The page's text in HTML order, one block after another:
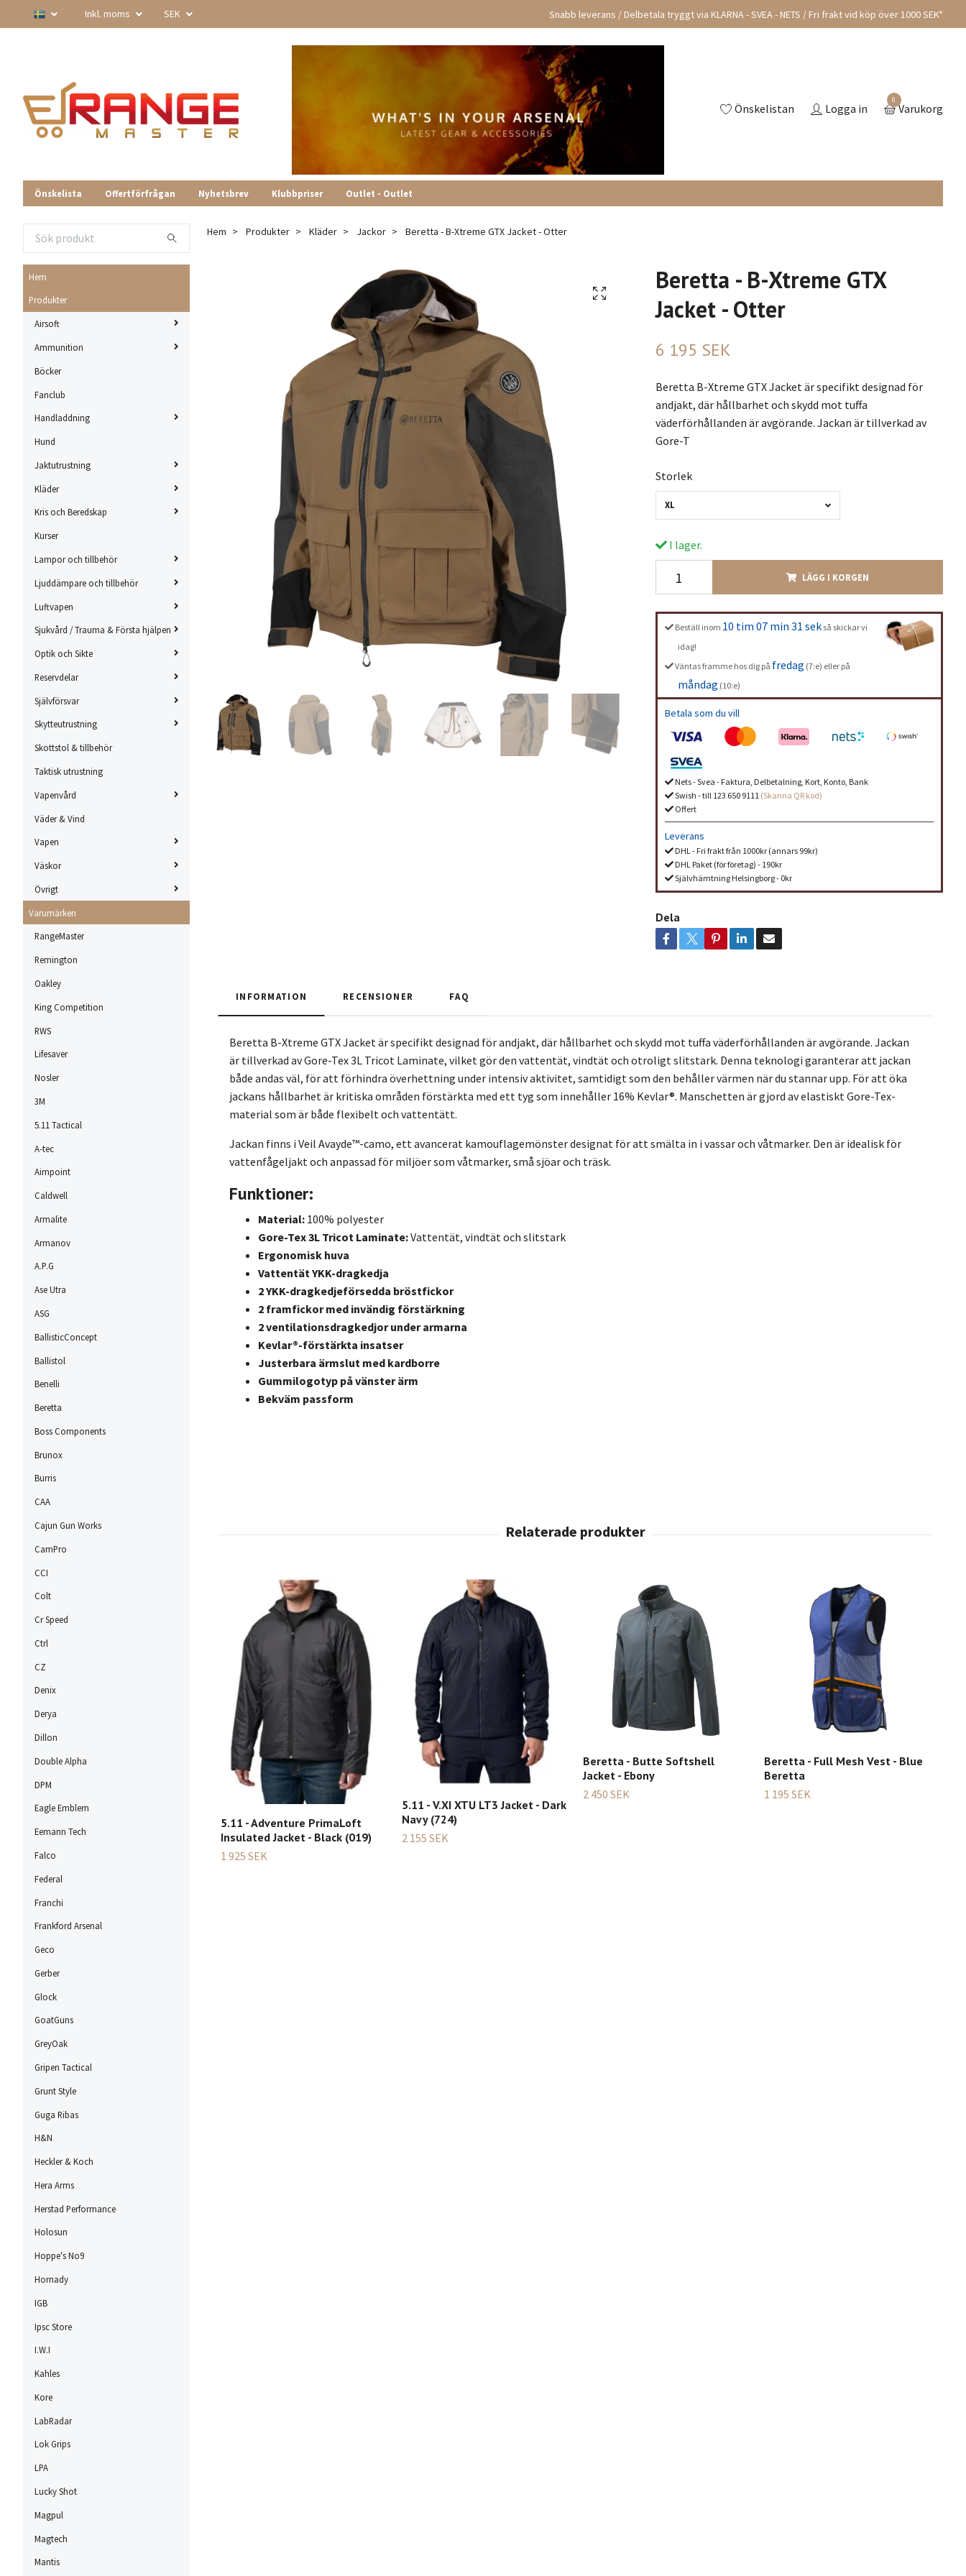
Inkl. moms SEK Snabb leverans / Delbetala tryggt via KLARNA - SVEA - NETS / Fri frakt vid köp över 1000 SEK*
Önskelistan Logga in
0
Varukorg
Önskelista Offertförfrågan Nyhetsbrev Klubbpriser Outlet - Outlet
Hem
Produkter
Airsoft
Ammunition
Böcker
Fanclub
Handladdning
Hund
Jaktutrustning
Kläder
Kris och Beredskap
Kurser
Lampor och tillbehör
Ljuddämpare och tillbehör
Luftvapen
Sjukvård / Trauma & Första hjälpen
Optik och Sikte
Reservdelar
Självförsvar
Skytteutrustning
Skottstol & tillbehör
Taktisk utrustning
Vapenvård
Väder & Vind
Vapen
Väskor
Övrigt
Varumärken
RangeMaster
Remington
Oakley
King Competition
RWS
Lifesaver
Nosler
3M
5.11 Tactical
A-tec
Aimpoint
Caldwell
Armalite
Armanov
A.P.G
Ase Utra
ASG
BallisticConcept
Ballistol
Benelli
Beretta
Boss Components
Brunox
Burris
CAA
Cajun Gun Works
CamPro
CCI
Colt
Cr Speed
Ctrl
CZ
Denix
Derya
Dillon
Double Alpha
DPM
Eagle Emblem
Eemann Tech
Falco
Federal
Franchi
Frankford Arsenal
Geco
Gerber
Glock
GoatGuns
GreyOak
Gripen Tactical
Grunt Style
Guga Ribas
H&N
Heckler & Koch
Hera Arms
Herstad Performance
Holosun
Hoppe's No9
Hornady
IGB
Ipsc Store
I.W.I
Kahles
Kore
LabRadar
Lok Grips
LPA
Lucky Shot
Magpul
Magtech
Mantis
Hem Produkter Kläder Jackor Beretta - B-Xtreme GTX Jacket - Otter
Beretta - B-Xtreme GTX
Jacket - Otter
6 195 SEK
Beretta B-Xtreme GTX Jacket är specifikt designad för
andjakt, där hållbarhet och skydd mot tuffa
väderförhållanden är avgörande. Jackan är tillverkad av
Gore-T
Storlek
XL
I lager.
LÄGG I KORGEN
Beställ inom 10 tim 07 min 30 sekså skickar vi
idag!
Väntas framme hos dig på fredag (7:e) eller på
måndag (10:e)
Betala som du vill
Nets - Svea - Faktura, Delbetalning, Kort, Konto, Bank
Swish - till 123 650 9111 (Skanna QR kod)
Offert
Leverans
DHL - Fri frakt från 1000kr (annars 99kr)
DHL Paket (för företag) - 190kr
Självhämtning Helsingborg - 0kr
Dela
INFORMATION RECENSIONER FAQ
Beretta B-Xtreme GTX Jacket är specifikt designad för andjakt, där hållbarhet och skydd mot tuffa väderförhållanden är avgörande. Jackan
är tillverkad av Gore-Tex 3L Tricot Laminate, vilket gör den vattentät, vindtät och otroligt slitstark. Denna teknologi garanterar att jackan
både andas väl, för att förhindra överhettning under intensiv aktivitet, samtidigt som den behåller värmen när du stannar upp. För att öka
jackans hållbarhet är kritiska områden förstärkta med ett tyg som innehåller 16% Kevlar®. Manschetten är gjord av elastiskt Gore-Tex-
material som är både flexibelt och vattentätt.
Jackan finns i Veil Avayde™-camo, ett avancerat kamouflagemönster designat för att smälta in i vassar och våtmarker. Den är idealisk för
vattenfågeljakt och anpassad för miljöer som våtmarker, små sjöar och träsk.
Funktioner:
Material: 100% polyester
Gore-Tex 3L Tricot Laminate:Vattentät, vindtät och slitstark
Ergonomisk huva
Vattentät YKK-dragkedja
2 YKK-dragkedjeförsedda bröstfickor
2 framfickor med invändig förstärkning
2 ventilationsdragkedjor under armarna
Kevlar®-förstärkta insatser
Justerbara ärmslut med kardborre
Gummilogotyp på vänster ärm
Bekväm passform
5.11 - Adventure PrimaLoft
Insulated Jacket - Black (019)
1 925 SEK
5.11 - V.XI XTU LT3 Jacket - Dark
Navy (724)
2 155 SEK
Beretta - Butte Softshell
Jacket - Ebony
2 450 SEK
Beretta - Full Mesh Vest - Blue
Beretta
1 195 SEK